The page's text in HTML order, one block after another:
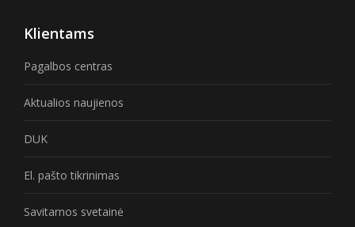
Klientams
Pagalbos centras
Aktualios naujienos
DUK
El. pašto tikrinimas
Savitarnos svetainė